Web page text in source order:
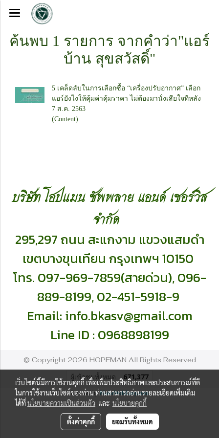
ค้นพบ 1 รายการ จากคำว่า"แอร์
บ้าน สุขสวัสดิ์"
5 เคล็ดลับในการเลือกซื้อ “เครื่องปรับอากาศ” เลือก
แอร์ยังไงให้คุ้มค่าคุ้มราคา ไม่ต้องมานั่งเสียใจทีหลัง
7 ส.ค. 2563
(Content)
บริษัท โฮปแมน ซัพพลาย แอนด์ เซอร์วิส
จำกัด
295,297 ถนน สะแกงาม แขวงแสมดำ
เขตบางขุนเทียน กรุงเทพฯ 10150
โทร. 097-969-7859(สายด่วน),096-
889-8199,02-451-5918-9
Email: info.bkasv@gmail.com
Line ID : 0968898199
© Copyright 2026 HOPEMAN All Rights Reserved
ผู้เข้าชมทั้งหมด 671,377
Powered byMakeWebEasy.com
เว็บไซต์นี้มีการใช้งานคุกกี้ เพื่อเพิ่มประสิทธิภาพและประสบการณ์ที่ดี
ในการใช้งานเว็บไซต์ของท่าน ท่านสามารถอ่านรายละเอียดเพิ่มเติม
ได้ที่นโยบายความเป็นส่วนตัว และ นโยบายคุกกี้
ตั้งค่าคุกกี้ ยอมรับทั้งหมด